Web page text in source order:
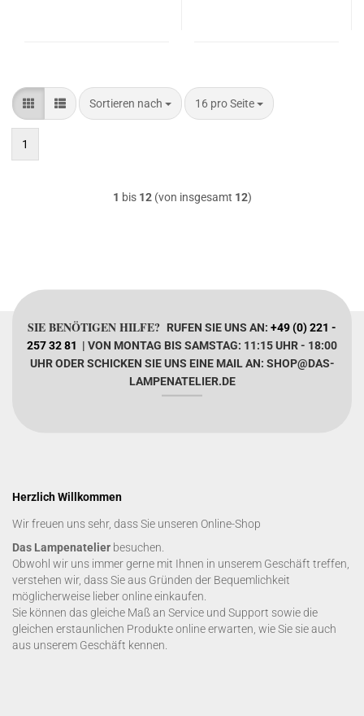
Sortieren nach
Sortieren nach 16 pro Seite
pro Seite
1
1 bis 12(von insgesamt 12)
SIE BENÖTIGEN HILFE? RUFEN SIE UNS AN: +49 (0) 221 -
257 32 81 | VON MONTAG BIS SAMSTAG: 11:15 UHR - 18:00
UHR ODER SCHICKEN SIE UNS EINE MAIL AN: SHOP@DAS-
LAMPENATELIER.DE
Herzlich Willkommen
Wir freuen uns sehr, dass Sie unseren Online-Shop
Das Lampenatelier besuchen.
Obwohl wir uns immer gerne mit Ihnen in unserem Geschäft treffen,
verstehen wir, dass Sie aus Gründen der Bequemlichkeit
möglicherweise lieber online einkaufen.
Sie können das gleiche Maß an Service und Support sowie die
gleichen erstaunlichen Produkte online erwarten, wie Sie sie auch
aus unserem Geschäft kennen.